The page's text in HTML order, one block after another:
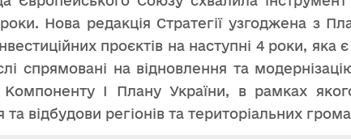
Нова редакція Стратегії узгоджена з
проєктів на наступні 4 роки,
спрямовані на відновлення та модернізацію
Компоненту I Плану України, в рамках
відбудови регіонів та територіальних